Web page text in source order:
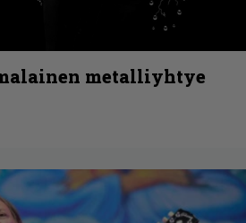
metalliyhtye